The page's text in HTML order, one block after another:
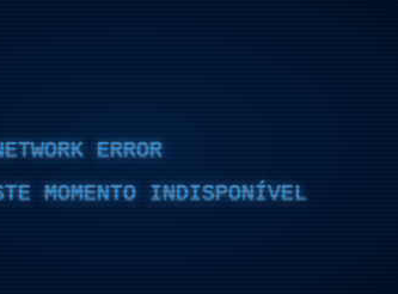
ERROR
MOMENTO INDISPONÍVEL